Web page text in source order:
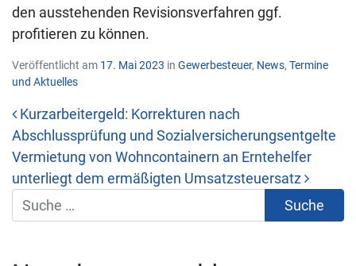
den ausstehenden Revisionsverfahren ggf.
profitieren zu können.
Veröffentlicht am 17. Mai 2023 in Gewerbesteuer, News, Termine
und Aktuelles
Beitrags-Navigation
Kurzarbeitergeld: Korrekturen nach
Abschlussprüfung und Sozialversicherungsentgelte
Vermietung von Wohncontainern an Erntehelfer
unterliegt dem ermäßigten Umsatzsteuersatz
Suche